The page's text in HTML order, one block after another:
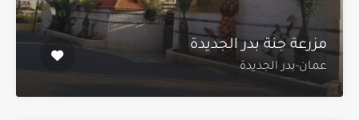
مزرعة جنة بدر الجديدة
عمان-بدر الجديدة